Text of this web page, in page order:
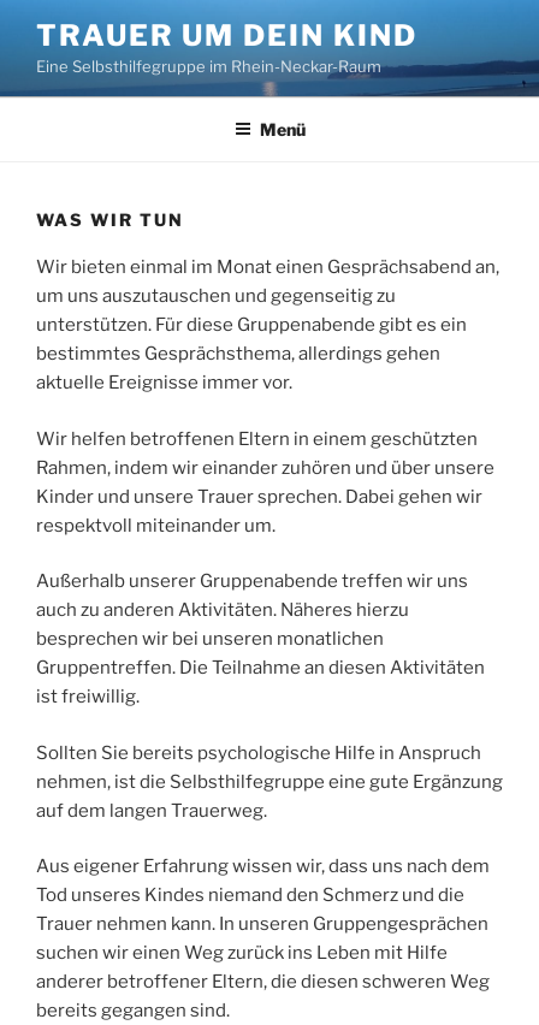
Inhalt
springen
TRAUER UM DEIN KIND
Eine Selbsthilfegruppe im Rhein-Neckar-Raum
Menü
WAS WIR TUN
Wir bieten einmal im Monat einen Gesprächsabend an,
um uns auszutauschen und gegenseitig zu
unterstützen. Für diese Gruppenabende gibt es ein
bestimmtes Gesprächsthema, allerdings gehen
aktuelle Ereignisse immer vor.
Wir helfen betroffenen Eltern in einem geschützten
Rahmen, indem wir einander zuhören und über unsere
Kinder und unsere Trauer sprechen. Dabei gehen wir
respektvoll miteinander um.
Außerhalb unserer Gruppenabende treffen wir uns
auch zu anderen Aktivitäten. Näheres hierzu
besprechen wir bei unseren monatlichen
Gruppentreffen. Die Teilnahme an diesen Aktivitäten
ist freiwillig.
Sollten Sie bereits psychologische Hilfe in Anspruch
nehmen, ist die Selbsthilfegruppe eine gute Ergänzung
auf dem langen Trauerweg.
Aus eigener Erfahrung wissen wir, dass uns nach dem
Tod unseres Kindes niemand den Schmerz und die
Trauer nehmen kann. In unseren Gruppengesprächen
suchen wir einen Weg zurück ins Leben mit Hilfe
anderer betroffener Eltern, die diesen schweren Weg
bereits gegangen sind.